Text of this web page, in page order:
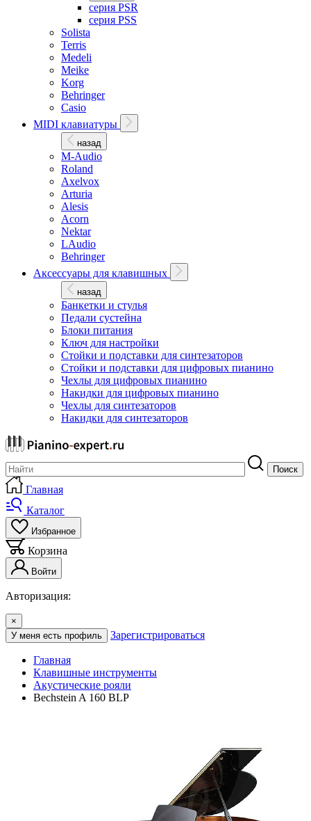
серия PSR
серия PSS
Solista
Terris
Medeli
Meike
Korg
Behringer
Casio
MIDI клавиатуры
назад
M-Audio
Roland
Axelvox
Arturia
Alesis
Acorn
Nektar
LAudio
Behringer
Аксессуары для клавишных
назад
Банкетки и стулья
Педали сустейна
Блоки питания
Ключ для настройки
Стойки и подставки для синтезаторов
Стойки и подставки для цифровых пианино
Чехлы для цифровых пианино
Накидки для цифровых пианино
Чехлы для синтезаторов
Накидки для синтезаторов
Поиск
Главная
Каталог
Избранное
Корзина
Войти
Авторизация:
×
У меня есть профиль
Зарегистрироваться
Главная
Клавишные инструменты
Акустические рояли
Bechstein A 160 BLP